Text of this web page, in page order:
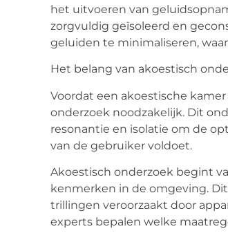
het uitvoeren van
zorgvuldig geïsoleerd en
geluiden te minimaliseren,
Het belang van akoestisch
Voordat een akoestische
onderzoek noodzakelijk. Dit
resonantie en isolatie om de
van de gebruiker voldoet.
Akoestisch onderzoek begint
kenmerken in de omgeving.
trillingen veroorzaakt door
experts bepalen welke